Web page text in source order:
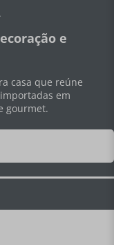
e
casa que reúne
em
gourmet.